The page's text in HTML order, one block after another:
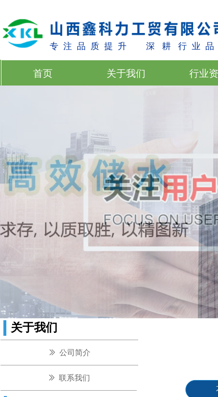
首页 关于我们 行业
专 注 品 质 提 升 深 耕 行 业 品
关于我们
ꅀ 公司简介
ꅀ 联系我们